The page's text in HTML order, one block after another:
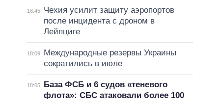
18:45
Чехия усилит защиту аэропортов
после инцидента с дроном в
Лейпциге
18:09
Международные резервы Украины
сократились в июле
18:05
База ФСБ и 6 судов «теневого
флота»: СБС атаковали более 100